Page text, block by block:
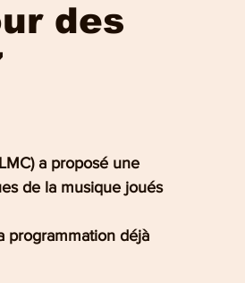
en vosges Gérardmer
des
a proposé une
de la musique joués
programmation déjà